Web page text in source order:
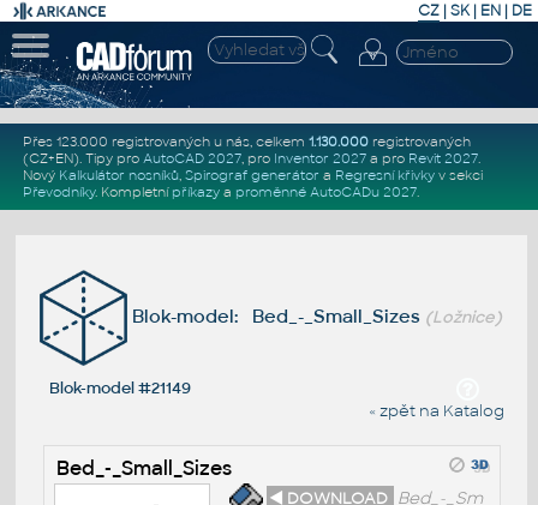
CZ | SK| EN | DE
Přes 123.000 registrovaných u nás, celkem 1.130.000registrovaných
(CZ+EN). Tipy pro AutoCAD 2027, pro Inventor 2027a pro Revit 2027.
Nový Kalkulátor nosníků, Spirograf generátor a Regresní křivkyv sekci
Převodníky. Kompletní příkazya proměnné AutoCADu 2027.
Blok-model: Bed_-_Small_Sizes (Ložnice)
Blok-model #21149
« zpět na Katalog
Bed_-_Small_Sizes
◄ DOWNLOAD Bed_-_Sm